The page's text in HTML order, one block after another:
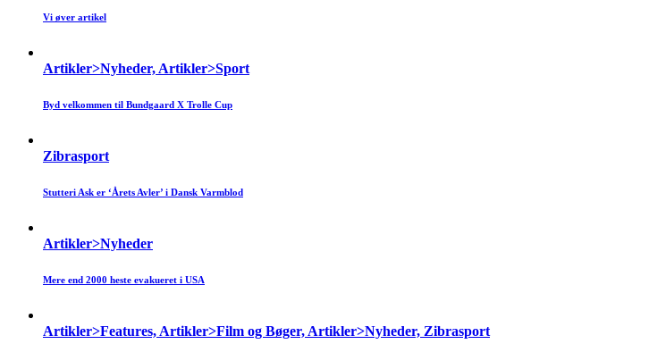
Vi øver artikel
Artikler>Nyheder, Artikler>Sport
Byd velkommen til Bundgaard X Trolle Cup
Zibrasport
Stutteri Ask er ‘Årets Avler’ i Dansk Varmblod
Artikler>Nyheder
Mere end 2000 heste evakueret i USA
Artikler>Features, Artikler>Film og Bøger, Artikler>Nyheder, Zibrasport